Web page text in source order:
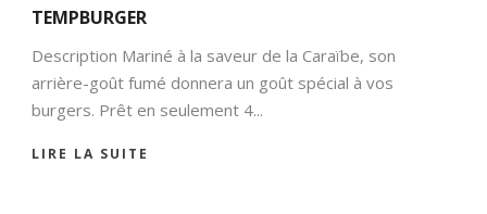
TEMPBURGER
Description Mariné à la saveur de la Caraïbe, son
arrière-goût fumé donnera un goût spécial à vos
burgers. Prêt en seulement 4...
LIRE LA SUITE